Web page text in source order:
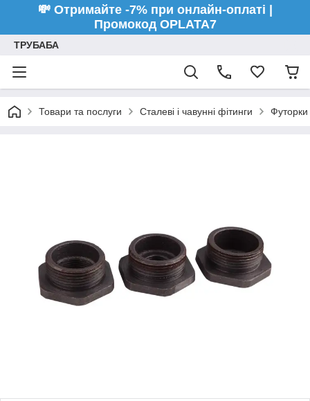
💸 Отримайте -7% при онлайн-оплаті |
Промокод OPLATA7
ТРУБАБА
Товари та послуги Сталеві і чавунні фітинги Футорки